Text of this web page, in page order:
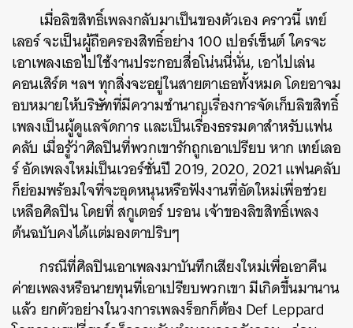
เมื่อลิขสิทธิ์เพลงกลับมาเป็นของตัวเอง คราวนี้ เทย์
เลอร์ จะเป็นผู้ถือครองสิทธิ์อย่าง 100 เปอร์เซ็นต์ ใครจะ
เอาเพลงเธอไปใช้งานประกอบสื่อโน่นนี่นั่น, เอาไปเล่น
คอนเสิร์ต ฯลฯ ทุกสิ่งจะอยู่ในสายตาเธอทั้งหมด โดยอาจม
อบหมายให้บริษัทที่มีความชำนาญเรื่องการจัดเก็บลิขสิทธิ์
เพลงเป็นผู้ดูแลจัดการ และเป็นเรื่องธรรมดาสำหรับแฟน
คลับ เมื่อรู้ว่าศิลปินที่พวกเขารักถูกเอาเปรียบ หาก เทย์เลอ
ร์ อัดเพลงใหม่เป็นเวอร์ชั่นปี 2019, 2020, 2021 แฟนคลับ
ก็ย่อมพร้อมใจที่จะอุดหนุนหรือฟังงานที่อัดใหม่เพื่อช่วย
เหลือศิลปิน โดยที่ สกูเตอร์ บรอน เจ้าของลิขสิทธิ์เพลง
ต้นฉบับคงได้แต่มองตาปริบๆ
กรณีที่ศิลปินเอาเพลงมาบันทึกเสียงใหม่เพื่อเอาคืน
ค่ายเพลงหรือนายทุนที่เอาเปรียบพวกเขา มีเกิดขึ้นมานาน
แล้ว ยกตัวอย่างในวงการเพลงร็อกก็ต้อง Def Leppard